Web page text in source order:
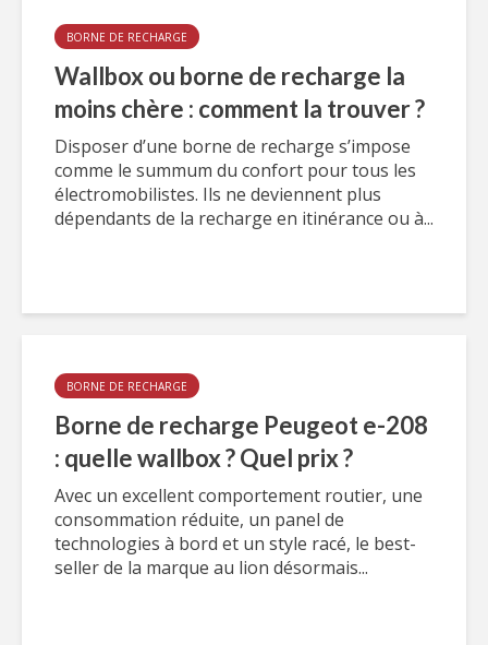
BORNE DE RECHARGE
Wallbox ou borne de recharge la
moins chère : comment la trouver ?
Disposer d’une borne de recharge s’impose
comme le summum du confort pour tous les
électromobilistes. Ils ne deviennent plus
dépendants de la recharge en itinérance ou à...
BORNE DE RECHARGE
Borne de recharge Peugeot e-208
: quelle wallbox ? Quel prix ?
Avec un excellent comportement routier, une
consommation réduite, un panel de
technologies à bord et un style racé, le best-
seller de la marque au lion désormais...